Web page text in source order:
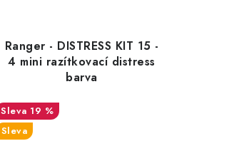
Ranger - DISTRESS KIT 15 -
4 mini razítkovací distress
barva
19 %
Sleva